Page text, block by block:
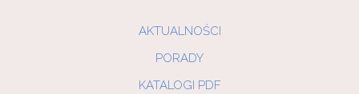
AKTUALNOŚCI
PORADY
KATALOGI PDF